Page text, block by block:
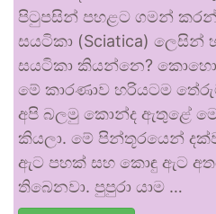
පිටුපසින් පහළට ගමන්
සයටිකා (Sciatica)
සයටිකා කියන්නෙ?
මේ කාරණාව හරියටම
අපි බලමු කොන්ද ඇතුළේ
කියලා. මේ පින්තූරයෙන්
ඇට පහක් සහ කොඳු ඇට
තිබෙනවා. පුපුරා යාම …